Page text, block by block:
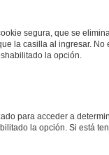
segura, que se
la casilla al ingresar.
la opción.
para acceder a
la opción. Si está